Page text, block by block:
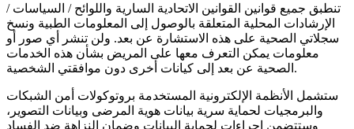
تنطبق جميع قوانين القوانين الاتحادية السارية واللوائح / السياسات /
الإرشادات المحلية المتعلقة بالوصول إلى المعلومات الطبية ونسخ
سجلاتي الصحية على هذه الاستشارة عن بعد. ولن تنشر أي صور أو
معلومات يمكن التعرف معها على المريض بشأن هذه الخدمات
الصحية عن بعد إلى كيانات أخرى دون موافقتي الشخصية.
ستشمل الأنظمة الإلكترونية المستخدمة بروتوكولات أمن الشبكات
والبرمجيات لحماية سرية بيانات هوية المرضى وبيانات التصوير،
وستتضمن إجراءات لحماية البيانات وضمان النزاهة ضد الفساد